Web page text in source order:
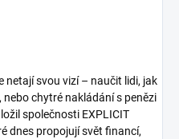
netají svou vizí – naučit lidi, jak
chytré nakládání s penězi
společnosti EXPLICIT
dnes propojují svět financí,